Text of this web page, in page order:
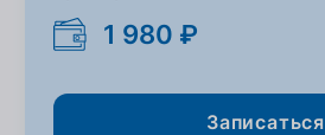
1 980 ₽
Записаться